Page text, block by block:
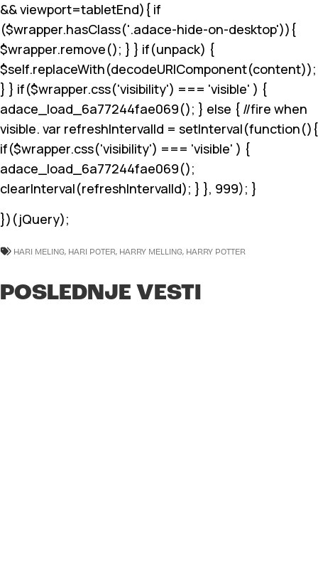
&& viewport=tabletEnd){ if
($wrapper.hasClass('.adace-hide-on-desktop')){
$wrapper.remove(); } } if(unpack) {
$self.replaceWith(decodeURIComponent(content));
} } if($wrapper.css('visibility') === 'visible' ) {
adace_load_6a77244fae069(); } else { //fire when
visible. var refreshIntervalId = setInterval(function(){
if($wrapper.css('visibility') === 'visible' ) {
adace_load_6a77244fae069();
clearInterval(refreshIntervalId); } }, 999); }
})(jQuery);
HARI MELING, HARI POTER, HARRY MELLING, HARRY POTTER
POSLEDNJE VESTI